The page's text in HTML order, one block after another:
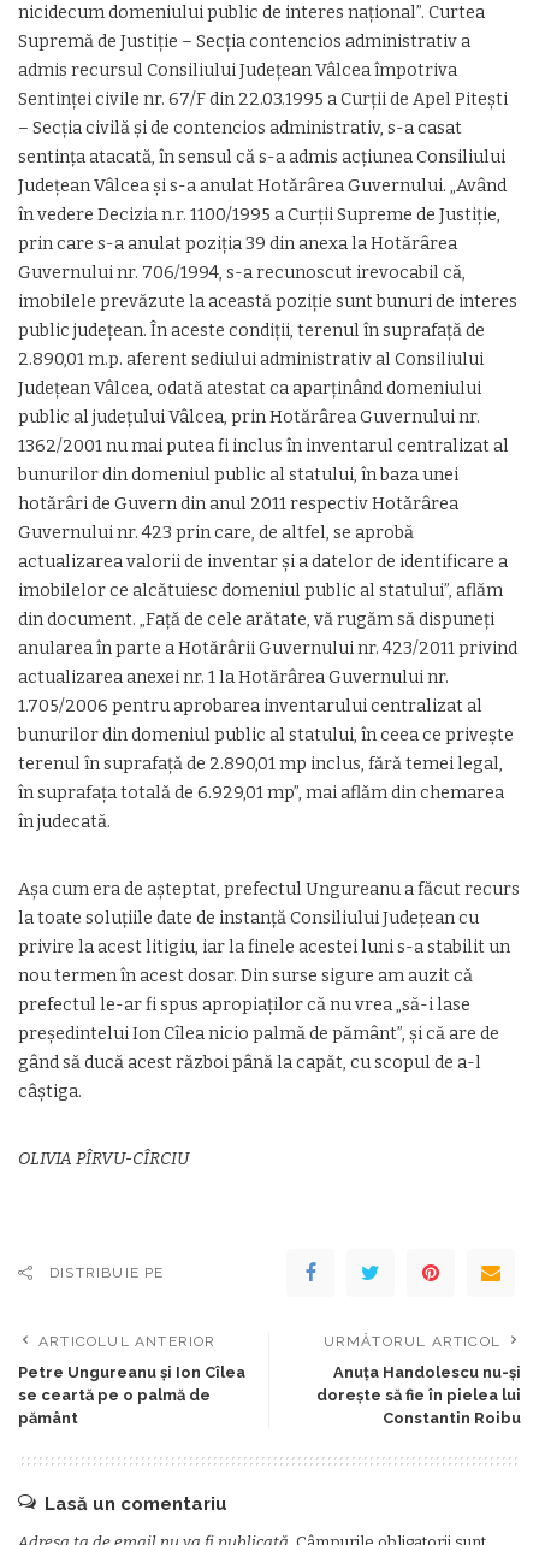
nicidecum domeniului public de interes naţional”. Curtea
Supremă de Justiţie – Secţia contencios administrativ a
admis recursul Consiliului Judeţean Vâlcea împotriva
Sentinţei civile nr. 67/F din 22.03.1995 a Curţii de Apel Piteşti
– Secţia civilă şi de contencios administrativ, s-a casat
sentinţa atacată, în sensul că s-a admis acţiunea Consiliului
Judeţean Vâlcea şi s-a anulat Hotărârea Guvernului. „Având
în vedere Decizia n.r. 1100/1995 a Curţii Supreme de Justiţie,
prin care s-a anulat poziţia 39 din anexa la Hotărârea
Guvernului nr. 706/1994, s-a recunoscut irevocabil că,
imobilele prevăzute la această poziţie sunt bunuri de interes
public judeţean. În aceste condiţii, terenul în suprafaţă de
2.890,01 m.p. aferent sediului administrativ al Consiliului
Judeţean Vâlcea, odată atestat ca aparţinând domeniului
public al judeţului Vâlcea, prin Hotărârea Guvernului nr.
1362/2001 nu mai putea fi inclus în inventarul centralizat al
bunurilor din domeniul public al statului, în baza unei
hotărâri de Guvern din anul 2011 respectiv Hotărârea
Guvernului nr. 423 prin care, de altfel, se aprobă
actualizarea valorii de inventar şi a datelor de identificare a
imobilelor ce alcătuiesc domeniul public al statului”, aflăm
din document. „Faţă de cele arătate, vă rugăm să dispuneţi
anularea în parte a Hotărârii Guvernului nr. 423/2011 privind
actualizarea anexei nr. 1 la Hotărârea Guvernului nr.
1.705/2006 pentru aprobarea inventarului centralizat al
bunurilor din domeniul public al statului, în ceea ce priveşte
terenul în suprafaţă de 2.890,01 mp inclus, fără temei legal,
în suprafaţa totală de 6.929,01 mp”, mai aflăm din chemarea
în judecată.
Aşa cum era de aşteptat, prefectul Ungureanu a făcut recurs
la toate soluţiile date de instanţă Consiliului Judeţean cu
privire la acest litigiu, iar la finele acestei luni s-a stabilit un
nou termen în acest dosar. Din surse sigure am auzit că
prefectul le-ar fi spus apropiaţilor că nu vrea „să-i lase
preşedintelui Ion Cîlea nicio palmă de pământ”, şi că are de
gând să ducă acest război până la capăt, cu scopul de a-l
câştiga.
OLIVIA PÎRVU-CÎRCIU
DISTRIBUIE PE
ARTICOLUL ANTERIOR
Petre Ungureanu şi Ion Cîlea
se ceartă pe o palmă de
pământ
URMĂTORUL ARTICOL
Anuţa Handolescu nu-şi
doreşte să fie în pielea lui
Constantin Roibu
Lasă un comentariu